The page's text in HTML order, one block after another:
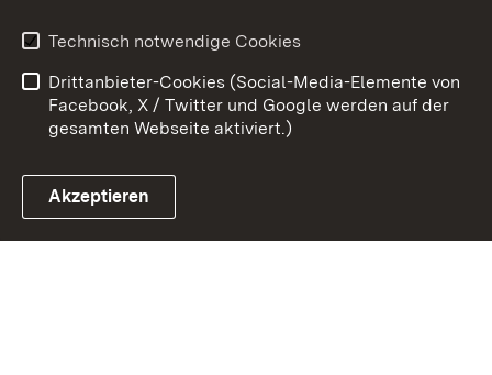
Link zum Landesportal
Barrierefreiheit
Benutzungshinweise
Impressum
Cookies
Technisch notwendige Cookies
Drittanbieter-Cookies (Social-Media-Elemente von
Facebook, X / Twitter und Google werden auf der
gesamten Webseite aktiviert.)
Akzeptieren